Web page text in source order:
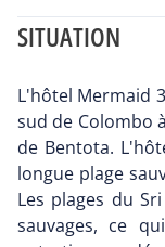
SITUATION
L'hôtel Mermaid
sud de Colombo
de Bentota.
longue plage
Les plages du
sauvages, ce